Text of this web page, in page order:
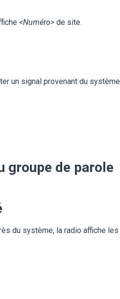
<Numéro> de site.
un signal provenant du
groupe de parole
du système, la radio affiche